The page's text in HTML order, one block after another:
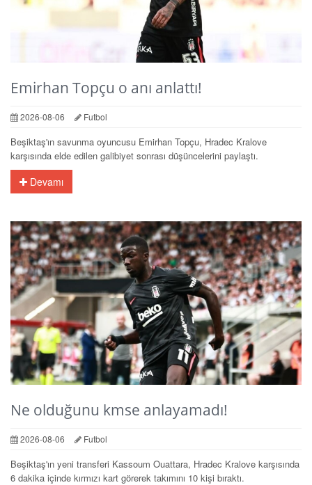
Emirhan Topçu o anı anlattı!
2026-08-06 Futbol
Beşiktaş'ın savunma oyuncusu Emirhan Topçu, Hradec Kralove
karşısında elde edilen galibiyet sonrası düşüncelerini paylaştı.
Devamı
Ne olduğunu kmse anlayamadı!
2026-08-06 Futbol
Beşiktaş'ın yeni transferi Kassoum Ouattara, Hradec Kralove karşısında
6 dakika içinde kırmızı kart görerek takımını 10 kişi bıraktı.